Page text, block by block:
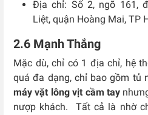
Địa chỉ: Số 2, ngõ 161,
Liệt, quận Hoàng Mai, TP
2.6 Mạnh Thắng
Mặc dù, chỉ có 1 địa chỉ, hệ
quá đa dạng, chỉ bao gồm tủ
máy vặt lông vịt cầm tay
nượp khách. Tất cả là nhờ